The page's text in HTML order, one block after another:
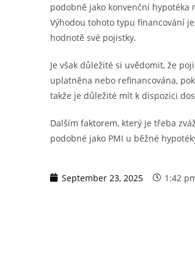
podobně jako konvenční
Výhodou tohoto typu financování
hodnotě své pojistky.
Je však důležité si uvědomit, že
uplatněna nebo refinancována,
takže je důležité mít k dispozici
Dalším faktorem, který je třeba
podobné jako PMI u běžné
September 23, 2025 1:42